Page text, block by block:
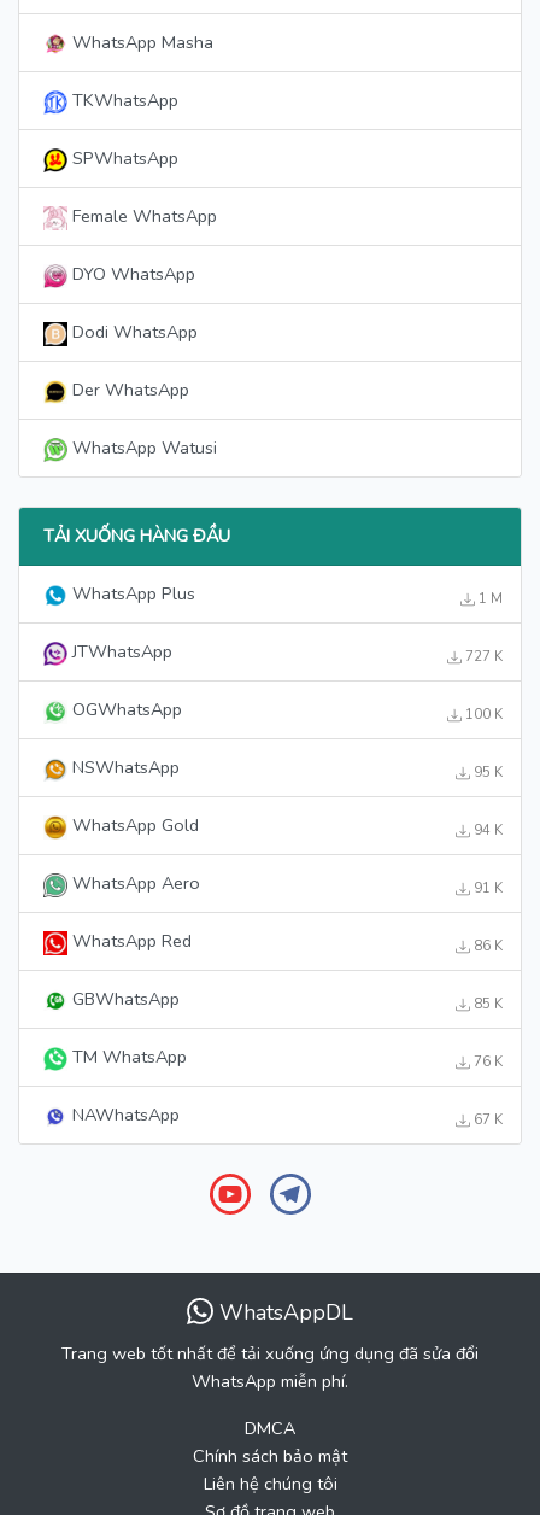
WhatsApp Masha
TKWhatsApp
SPWhatsApp
Female WhatsApp
DYO WhatsApp
Dodi WhatsApp
Der WhatsApp
WhatsApp Watusi
TẢI XUỐNG HÀNG ĐẦU
WhatsApp Plus 1 M
JTWhatsApp 727 K
OGWhatsApp 100 K
NSWhatsApp 95 K
WhatsApp Gold 94 K
WhatsApp Aero 91 K
WhatsApp Red 86 K
GBWhatsApp 85 K
TM WhatsApp 76 K
NAWhatsApp 67 K
WhatsAppDL
Trang web tốt nhất để tải xuống ứng dụng đã sửa đổi
WhatsApp miễn phí.
DMCA
Chính sách bảo mật
Liên hệ chúng tôi